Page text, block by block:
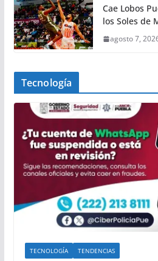
Cae Lobos
los Soles de
agosto 7,
Tecnología
TECNOLOGÍA TENDENCIAS